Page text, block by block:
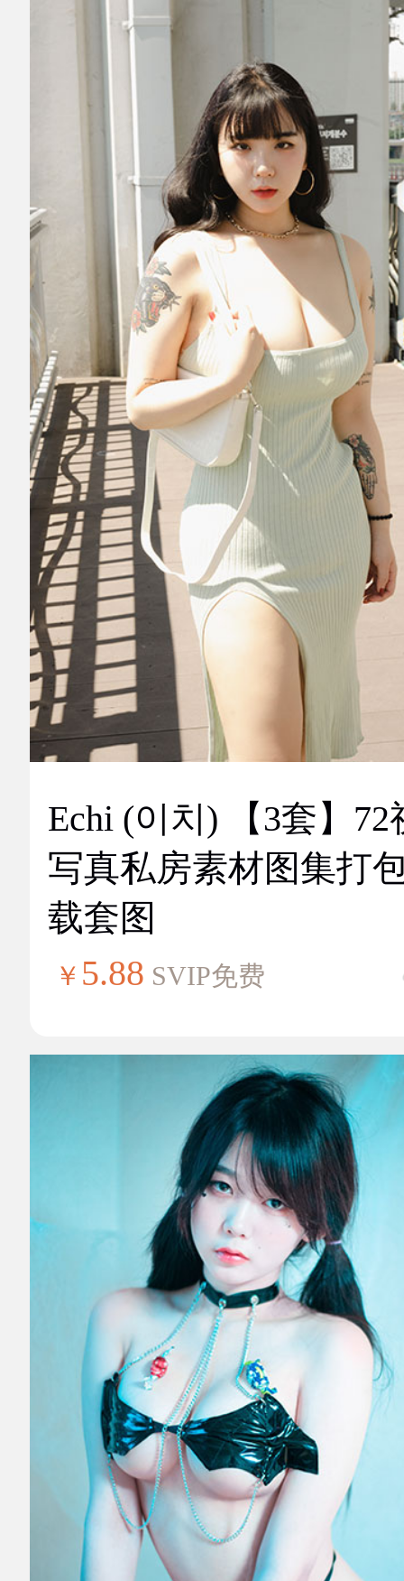
Echi (이치) 【3套】72
写真私房素材图集打
载套图
￥ 5.88 SVIP免费